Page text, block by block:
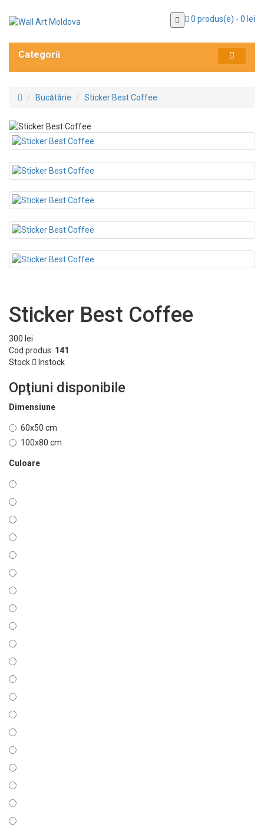
0 produs(e) - 0 lei
Categorii
Bucătărie Sticker Best Coffee
Sticker Best Coffee
300 lei
Cod produs: 141
Stock
Instock
Opţiuni disponibile
Dimensiune
60x50 cm
100x80 cm
Culoare